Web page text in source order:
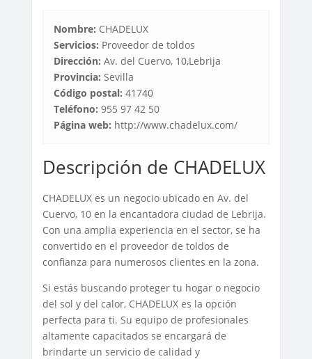
Nombre: CHADELUX
Servicios: Proveedor de toldos
Dirección: Av. del Cuervo, 10,Lebrija
Provincia: Sevilla
Código postal: 41740
Teléfono: 955 97 42 50
Página web: http://www.chadelux.com/
Descripción de CHADELUX
CHADELUX es un negocio ubicado en Av. del
Cuervo, 10 en la encantadora ciudad de Lebrija.
Con una amplia experiencia en el sector, se ha
convertido en el proveedor de toldos de
confianza para numerosos clientes en la zona.
Si estás buscando proteger tu hogar o negocio
del sol y del calor, CHADELUX es la opción
perfecta para ti. Su equipo de profesionales
altamente capacitados se encargará de
brindarte un servicio de calidad y